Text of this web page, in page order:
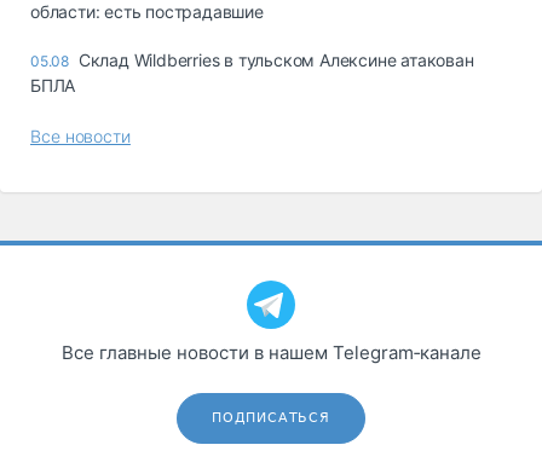
области: есть пострадавшие
05.08 Склад Wildberries в тульском Алексине атакован
БПЛА
Все новости
Все главные новости в нашем Telegram‑канале
ПОДПИСАТЬСЯ